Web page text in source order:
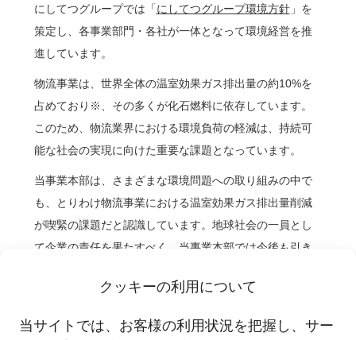
クッキーの利用について
当サイトでは、お客様の利用状況を把握し、サー
にしてつグループでは「にしてつグループ環境方針」を
策定し、各事業部門・各社が一体となって環境経営を推
進しています。
物流事業は、世界全体の温室効果ガス排出量の約10%を
占めており※、その多くが化石燃料に依存しています。
このため、物流業界における環境負荷の軽減は、持続可
能な社会の実現に向けた重要な課題となっています。
当事業本部は、さまざまな環境問題への取り組みの中で
も、とりわけ物流事業における温室効果ガス排出量削減
が喫緊の課題だと認識しています。地球社会の一員とし
て企業の責任を果たすべく、当事業本部では今後も引き
推進して、ステークホルダーの皆さまと協力しながら、
す。